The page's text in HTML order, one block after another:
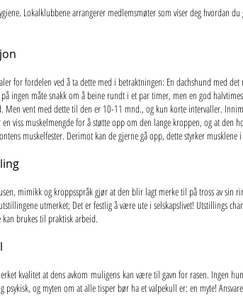
Lokalklubbene arrangerer medlemsmøter som viser deg hvordan du
for fordelen ved å ta dette med i betraktningen: En dachshund med
ingen måte snakk om å beine rundt i et par timer, men en god
Men vent med dette til den er 10-11 mnd., og kun korte intervaller.
viss muskelmengde for å støtte opp om den lange kroppen, og at den
muskelfester. Derimot kan de gjerne gå opp, dette styrker musklene
mimikk og kroppsspråk gjør at den blir lagt merke til på tross av sin
utmerket; Det er festlig å være ute i selskapslivet! Utstillings
kan brukes til praktisk arbeid.
kvalitet at dens avkom muligens kan være til gavn for rasen. Ingen
og myten om at alle tisper bør ha et valpekull er: en myte!